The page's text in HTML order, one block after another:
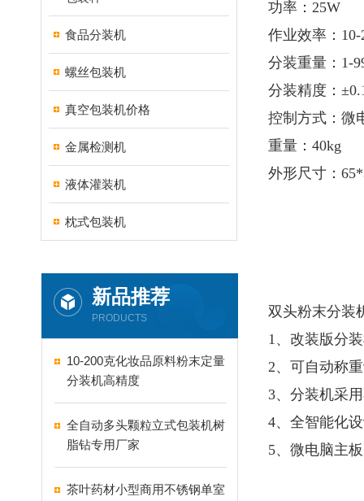
食品分装机
螺丝包装机
真空包装机价格
金属检测机
液体灌装机
枕式包装机
新品推荐
PRODUCTS
10-200克化妆品原料粉末定量
分装机高精度
全自动多头颗粒立式包装机树
脂钻专用厂家
茶叶药材小型商用不锈钢单室
功率：25W
作业效率：10-
分装重量：1-
分装精度：
控制方式：微
重量：40kg
外形尺寸：
双头粉末分装
1、改装版分
2、可自动称
3、分装机采
4、全智能化
5、微电脑主